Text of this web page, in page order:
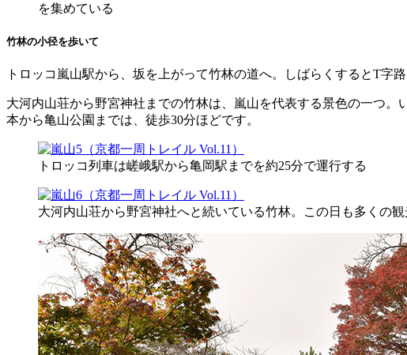
を集めている
竹林の小径を歩いて
トロッコ嵐山駅から、坂を上がって竹林の道へ。しばらくするとT字
大河内山荘から野宮神社までの竹林は、嵐山を代表する景色の一つ
本から亀山公園までは、徒歩30分ほどです。
トロッコ列車は嵯峨駅から亀岡駅までを約25分で運行する
大河内山荘から野宮神社へと続いている竹林。この日も多くの